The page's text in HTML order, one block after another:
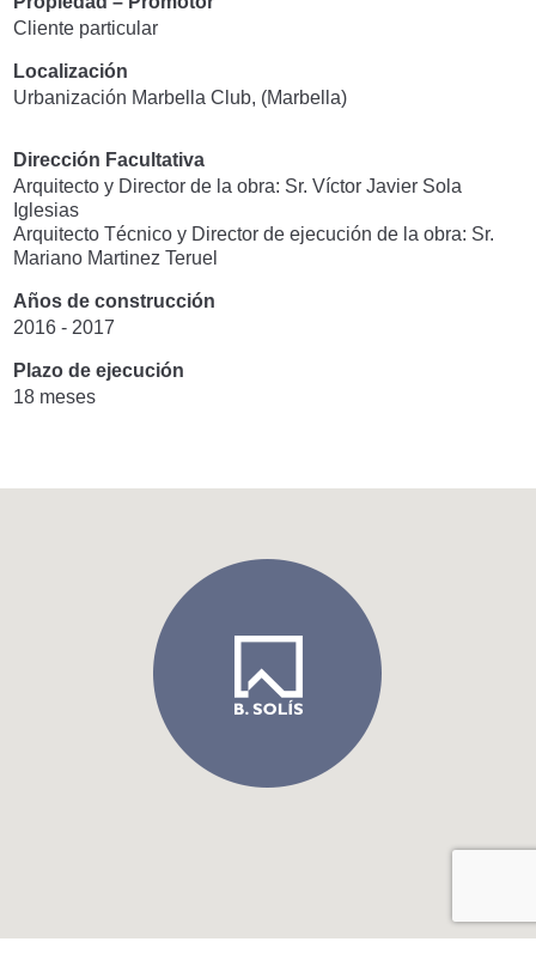
Cliente particular
Localización
Urbanización Marbella Club, (Marbella)
Dirección Facultativa
Arquitecto y Director de la obra: Sr. Víctor Javier Sola
Iglesias
Arquitecto Técnico y Director de ejecución de la obra: Sr.
Mariano Martinez Teruel
Años de construcción
2016 - 2017
Plazo de ejecución
18 meses